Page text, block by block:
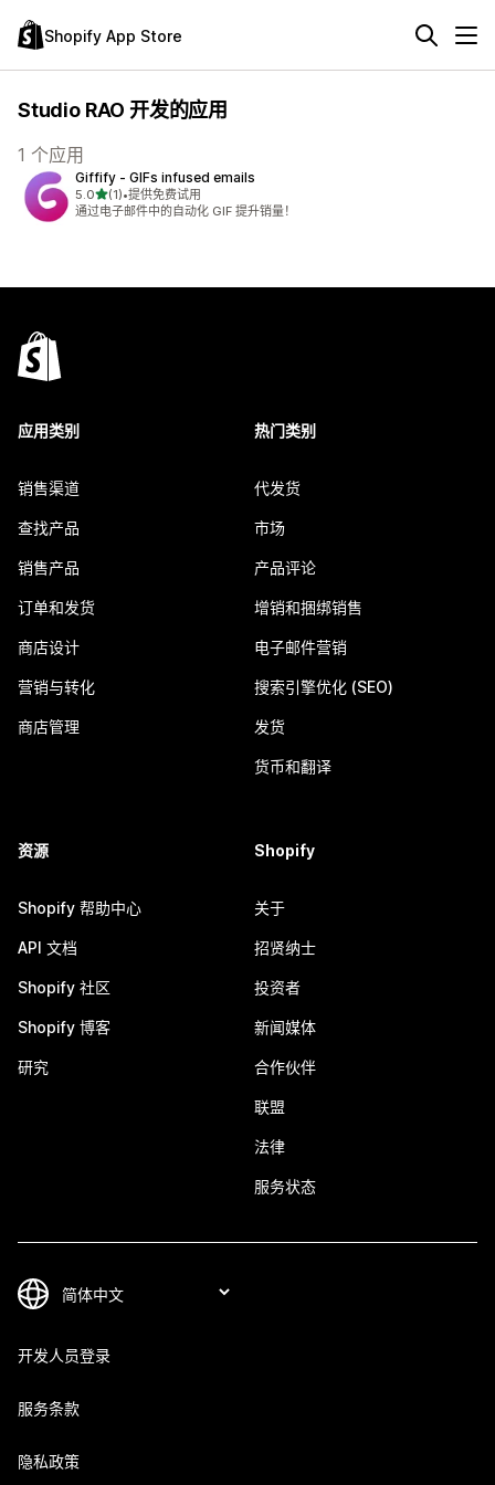
Shopify App Store
Studio RAO 开发的应用
1 个应用
Giffify ‑ GIFs infused emails
5.0星（满分 5 星）
(1)
总共 1 条评论
•提供免费试用
通过电子邮件中的自动化 GIF 提升销量！
应用类别
销售渠道
查找产品
销售产品
订单和发货
商店设计
营销与转化
商店管理
热门类别
代发货
市场
产品评论
增销和捆绑销售
电子邮件营销
搜索引擎优化 (SEO)
发货
货币和翻译
资源
Shopify 帮助中心
API 文档
Shopify 社区
Shopify 博客
研究
Shopify
关于
招贤纳士
投资者
新闻媒体
合作伙伴
联盟
法律
服务状态
开发人员登录
服务条款
隐私政策